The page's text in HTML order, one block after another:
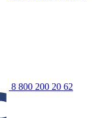
8 800 200 20 62